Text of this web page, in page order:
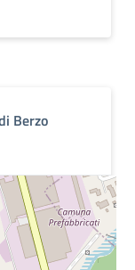
Berzo